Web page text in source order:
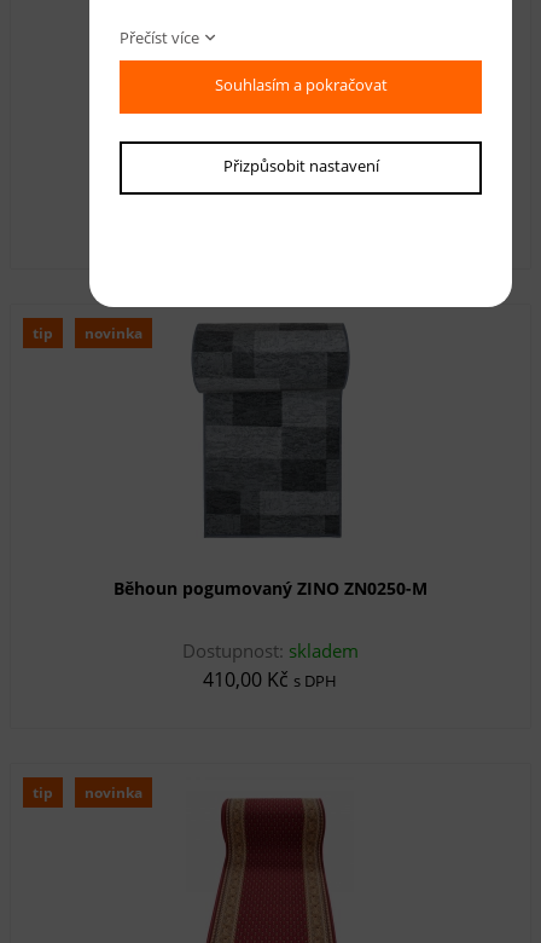
Dostupnost:skladem
tip novinka
Běhoun pogumovaný ZINO ZN0250-M
Dostupnost: skladem
410,00 Kč s DPH
tip novinka
Přečíst více
Souhlasím a pokračovat
Přizpůsobit nastavení